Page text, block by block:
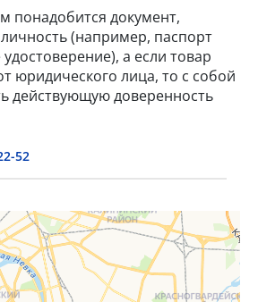
понадобится документ,
(например, паспорт
а если товар
юридического лица, то с собой
действующую доверенность
52
Title
×